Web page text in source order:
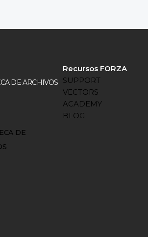
DE ARCHIVOS
DE
Recursos FORZA
SUPPORT
VECTORS
ACADEMY
BLOG